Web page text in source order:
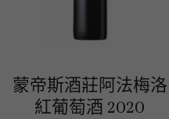
蒙帝斯酒莊阿法梅洛
紅葡萄酒 2020
美國｜進階選酒